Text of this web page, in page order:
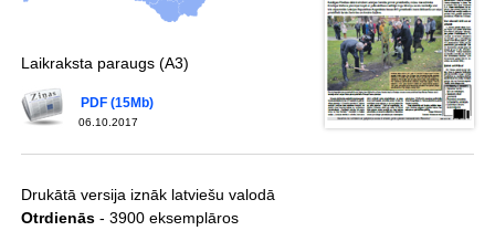
Laikraksta paraugs (A3)
06.10.2017
PDF (15Mb)
Drukātā versija iznāk latviešu valodā
Otrdienās- 3900 eksemplāros